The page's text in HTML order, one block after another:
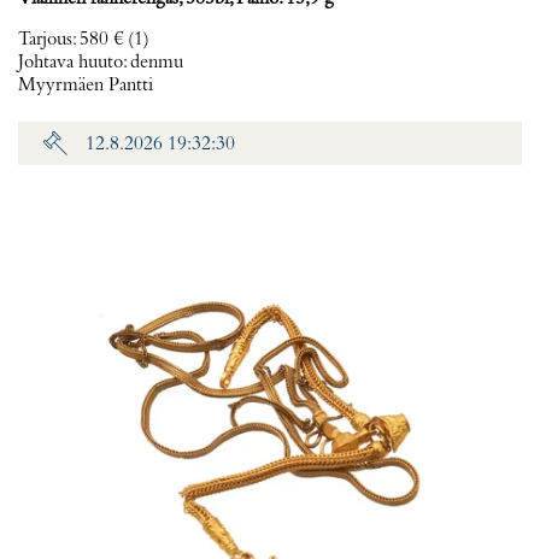
Tarjous: 580 € (1)
Johtava huuto:denmu
Myyrmäen Pantti
12.8.2026 19:32:30